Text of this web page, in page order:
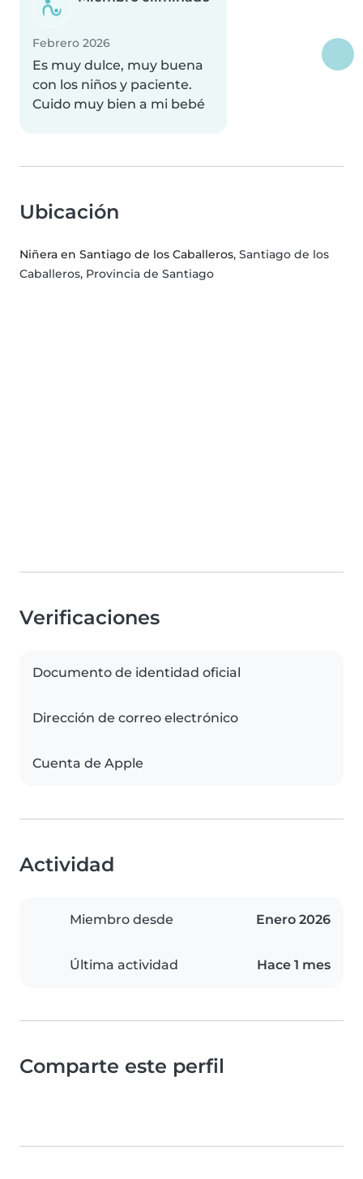
Febrero 2026
Es muy dulce, muy buena
con los niños y paciente.
Cuido muy bien a mi bebé
Ubicación
Niñera en Santiago de los Caballeros, Santiago de los
Caballeros, Provincia de Santiago
Verificaciones
Documento de identidad oficial
Dirección de correo electrónico
Cuenta de Apple
Actividad
Miembro desde Enero 2026
Última actividad Hace 1 mes
Comparte este perfil